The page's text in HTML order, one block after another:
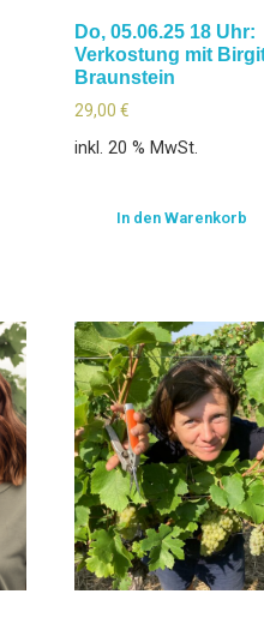
Do, 05.06.25 18 Uhr:
Verkostung mit
Braunstein
29,00 €
inkl. 20 % MwSt.
In den Warenkorb